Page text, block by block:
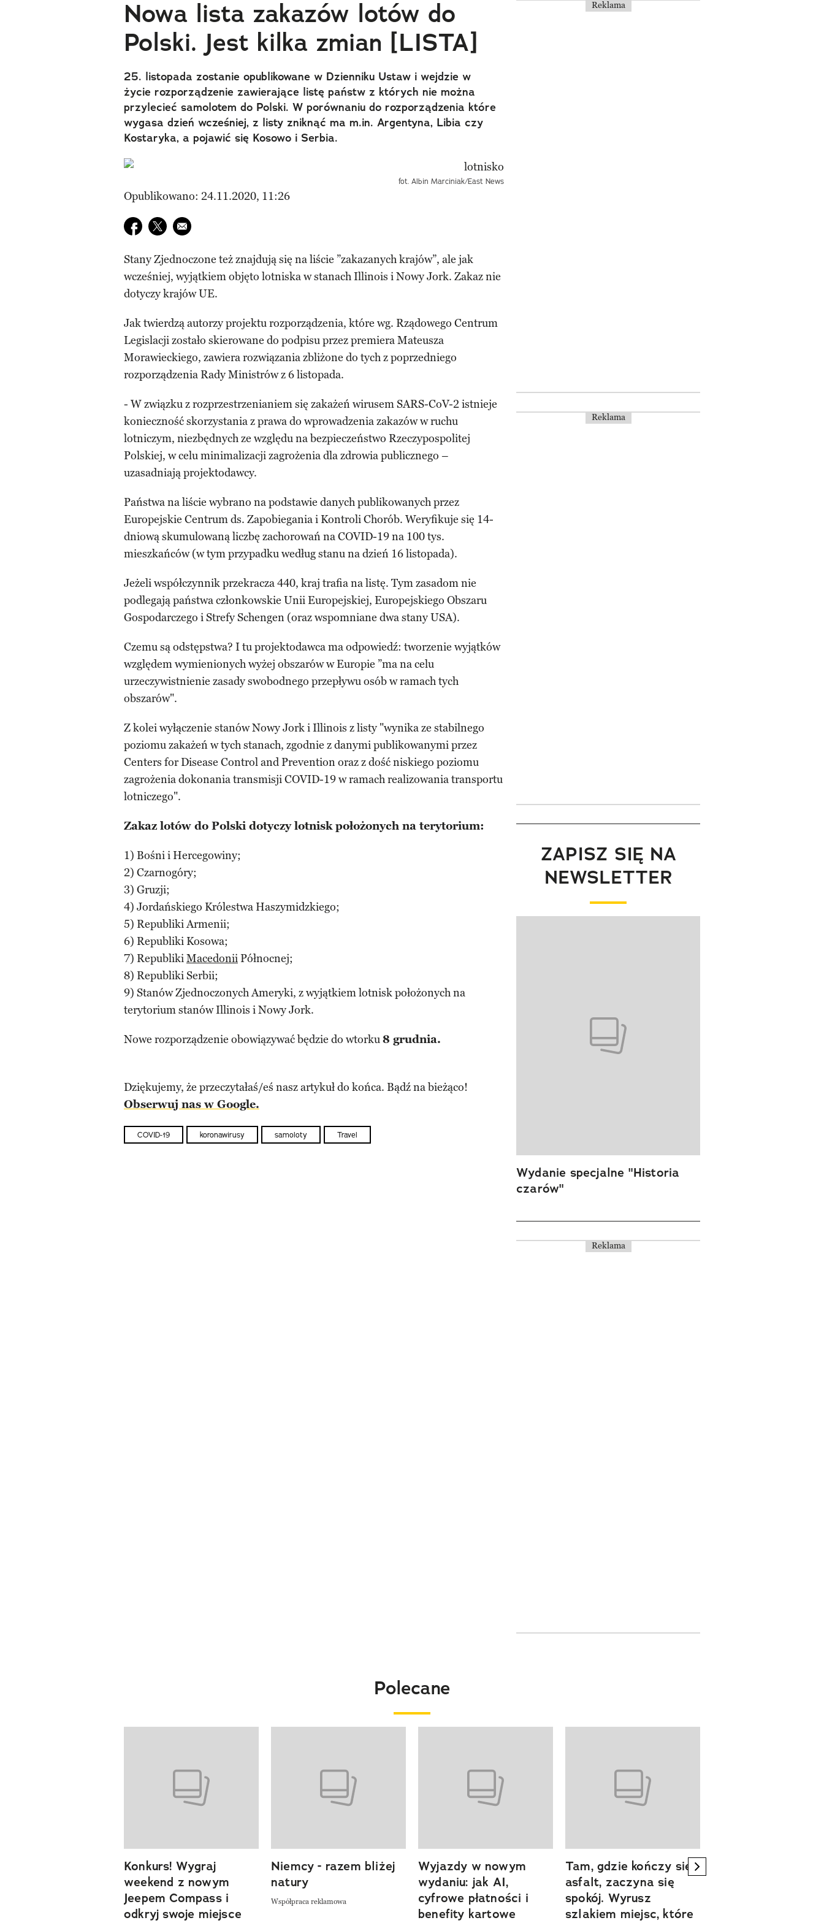
Nowa lista zakazów lotów do
Polski. Jest kilka zmian [LISTA]
25. listopada zostanie opublikowane w Dzienniku Ustaw i wejdzie w
życie rozporządzenie zawierające listę państw z których nie można
przylecieć samolotem do Polski. W porównaniu do rozporządzenia które
wygasa dzień wcześniej, z listy zniknąć ma m.in. Argentyna, Libia czy
Kostaryka, a pojawić się Kosowo i Serbia.
fot. Albin Marciniak/East News
Opublikowano: 24.11.2020, 11:26
Udostępnij na facebook
Udostępnij na twitter
E-mail do przyjaciela
Stany Zjednoczone też znajdują się na liście ”zakazanych krajów”, ale jak
wcześniej, wyjątkiem objęto lotniska w stanach Illinois i Nowy Jork. Zakaz nie
dotyczy krajów UE.
Jak twierdzą autorzy projektu rozporządzenia, które wg. Rządowego Centrum
Legislacji zostało skierowane do podpisu przez premiera Mateusza
Morawieckiego, zawiera rozwiązania zbliżone do tych z poprzedniego
rozporządzenia Rady Ministrów z 6 listopada.
- W związku z rozprzestrzenianiem się zakażeń wirusem SARS-CoV-2 istnieje
konieczność skorzystania z prawa do wprowadzenia zakazów w ruchu
lotniczym, niezbędnych ze względu na bezpieczeństwo Rzeczypospolitej
Polskiej, w celu minimalizacji zagrożenia dla zdrowia publicznego –
uzasadniają projektodawcy.
Państwa na liście wybrano na podstawie danych publikowanych przez
Europejskie Centrum ds. Zapobiegania i Kontroli Chorób. Weryfikuje się 14-
dniową skumulowaną liczbę zachorowań na COVID-19 na 100 tys.
mieszkańców (w tym przypadku według stanu na dzień 16 listopada).
Jeżeli współczynnik przekracza 440, kraj trafia na listę. Tym zasadom nie
podlegają państwa członkowskie Unii Europejskiej, Europejskiego Obszaru
Gospodarczego i Strefy Schengen (oraz wspomniane dwa stany USA).
Czemu są odstępstwa? I tu projektodawca ma odpowiedź: tworzenie wyjątków
względem wymienionych wyżej obszarów w Europie ”ma na celu
urzeczywistnienie zasady swobodnego przepływu osób w ramach tych
obszarów".
Z kolei wyłączenie stanów Nowy Jork i Illinois z listy "wynika ze stabilnego
poziomu zakażeń w tych stanach, zgodnie z danymi publikowanymi przez
Centers for Disease Control and Prevention oraz z dość niskiego poziomu
zagrożenia dokonania transmisji COVID-19 w ramach realizowania transportu
lotniczego".
Zakaz lotów do Polski dotyczy lotnisk położonych na terytorium:
1) Bośni i Hercegowiny;
2) Czarnogóry;
3) Gruzji;
4) Jordańskiego Królestwa Haszymidzkiego;
5) Republiki Armenii;
6) Republiki Kosowa;
7) RepublikiMacedoniiPółnocnej;
8) Republiki Serbii;
9) Stanów Zjednoczonych Ameryki, z wyjątkiem lotnisk położonych na
terytorium stanów Illinois i Nowy Jork.
Nowe rozporządzenie obowiązywać będzie do wtorku8 grudnia.
Dziękujemy, że przeczytałaś/eś nasz artykuł do końca. Bądź na bieżąco!
Obserwuj nas w Google.
COVID-19 koronawirusy samoloty Travel
Reklama
Reklama
ZAPISZ SIĘ NA
NEWSLETTER
Wydanie specjalne "Historia
czarów"
Reklama
Polecane
previous element
Konkurs! Wygraj
weekend z nowym
Jeepem Compass i
odkryj swoje miejsce
Niemcy - razem bliżej
natury
Współpraca reklamowa
Wyjazdy w nowym
wydaniu: jak AI,
cyfrowe płatności i
benefity kartowe
Tam, gdzie kończy się
asfalt, zaczyna się
spokój. Wyrusz
szlakiem miejsc, które
next element